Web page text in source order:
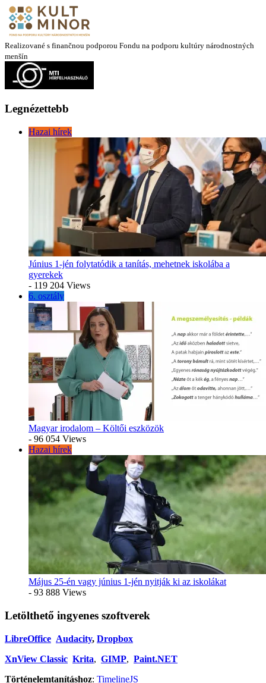
Realizované s finančnou podporou Fondu na podporu kultúry národnostných
menšín
Legnézettebb
Hazai hírek
Június 1-jén folytatódik a tanítás, mehetnek iskolába a
gyerekek
- 119 204 Views
6. osztály
Magyar irodalom – Költői eszközök
- 96 054 Views
Hazai hírek
Május 25-én vagy június 1-jén nyitják ki az iskolákat
- 93 888 Views
Letölthető ingyenes szoftverek
LibreOffice Audacity, Dropbox
XnView Classic Krita, GIMP, Paint.NET
Történelemtanításhoz: TimelineJS